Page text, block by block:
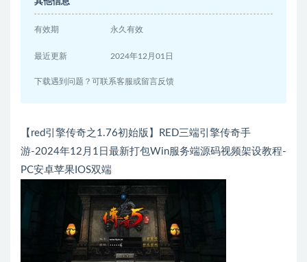
有效期 永久有效
最近更新 2024年12月01日
下载遇到问题？可联系客服或留言反馈
【red引擎传奇之1.76初始版】RED三端引擎传奇手
游-2024年12月1日最新打包Win服务端源码视频架设教程-
PC安卓苹果IOS双端